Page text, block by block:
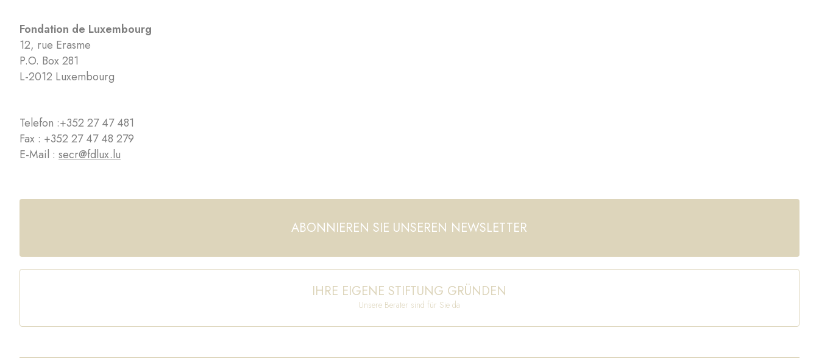
Fondation de Luxembourg
12, rue Erasme
P.O. Box 281
L-2012 Luxembourg
Telefon :+352 27 47 481
Fax : +352 27 47 48 279
E-Mail : secr@fdlux.lu
ABONNIEREN SIE UNSEREN NEWSLETTER
IHRE EIGENE STIFTUNG GRÜNDEN
Unsere Berater sind für Sie da